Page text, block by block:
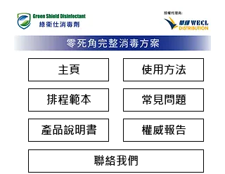
主頁
排程範本
產品說明書
使用方法
常見問題
權威報告
聯絡我們